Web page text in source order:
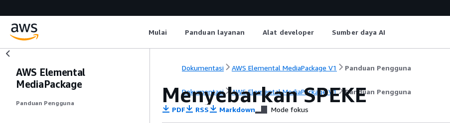
Mulai Panduan layanan Alat developer Sumber daya AI
AWS Elemental
MediaPackage
Panduan Pengguna
Dokumentasi AWS Elemental MediaPackage V1 Panduan Pengguna
Dokumentasi AWS Elemental MediaPackage V1 Panduan Pengguna
Menyebarkan SPEKE
PDF RSS Markdown Mode fokus